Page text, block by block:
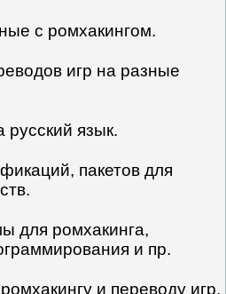
с ромхакингом.
игр на разные
язык.
пакетов для
для ромхакинга,
и пр.
и переводу игр.